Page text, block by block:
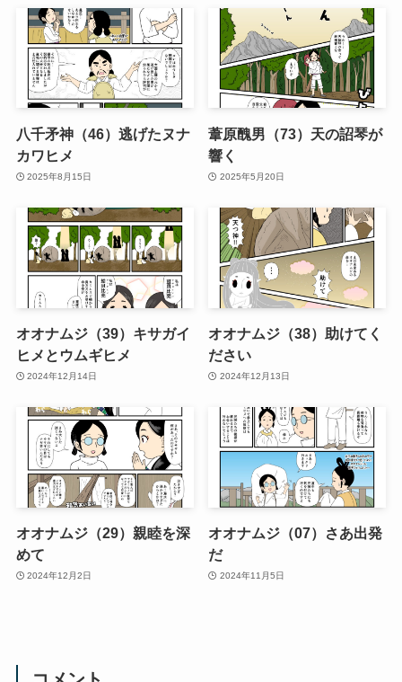
八千矛神（46）逃げたヌナ
カワヒメ
2025年8月15日
葦原醜男（73）天の詔琴が
響く
2025年5月20日
オオナムジ（39）キサガイ
ヒメとウムギヒメ
2024年12月14日
オオナムジ（38）助けてく
ださい
2024年12月13日
オオナムジ（29）親睦を深
めて
2024年12月2日
オオナムジ（07）さあ出発
だ
2024年11月5日